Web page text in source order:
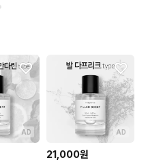
AD AD
21,000원